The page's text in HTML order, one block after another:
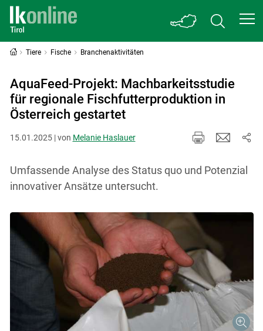
Tiere Fische Branchenaktivitäten
AquaFeed-Projekt: Machbarkeitsstudie
für regionale Fischfutterproduktion in
Österreich gestartet
15.01.2025 | von Melanie Haslauer
Umfassende Analyse des Status quo und Potenzial
innovativer Ansätze untersucht.